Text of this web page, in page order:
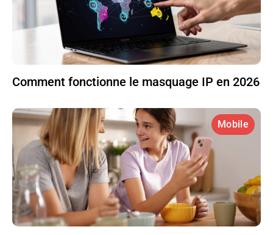
Comment fonctionne le masquage IP en 2026
Mobile